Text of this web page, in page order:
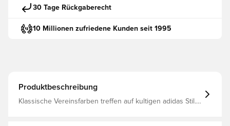
30 Tage Rückgaberecht
10 Millionen zufriedene Kunden seit 1995
Produktbeschreibung
Klassische Vereinsfarben treffen auf kultigen adidas Stil.